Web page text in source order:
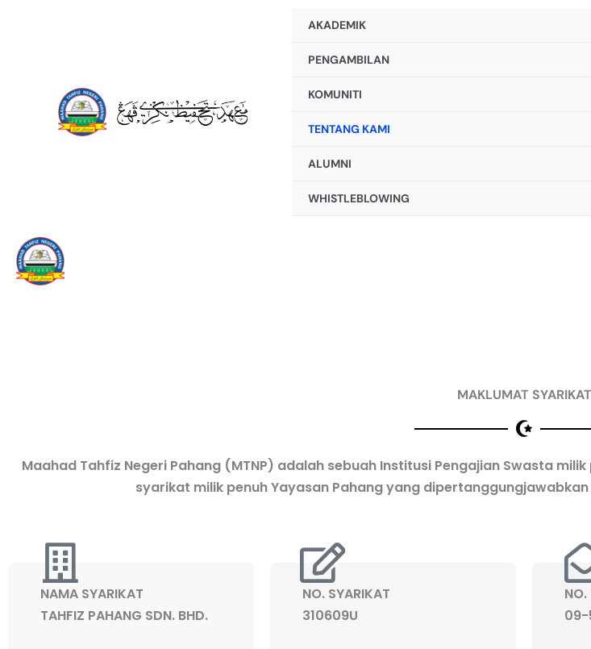
AKADEMIK
PENGAMBILAN
KOMUNITI
TENTANG KAMI
ALUMNI
WHISTLEBLOWING
MAKLUMAT SYARIKAT
Maahad Tahfiz Negeri Pahang (MTNP) adalah sebuah Institusi Pengajian Swasta
syarikat milik penuh Yayasan Pahang yang
NAMA SYARIKAT
TAHFIZ PAHANG SDN. BHD.
NO. SYARIKAT
310609U
NO.
09-